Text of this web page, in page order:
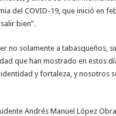
del COVID-19, que inició en
bien”.
no solamente a tabasqueños,
que han mostrado en estos
y fortaleza, y nosotros
Andrés Manuel López